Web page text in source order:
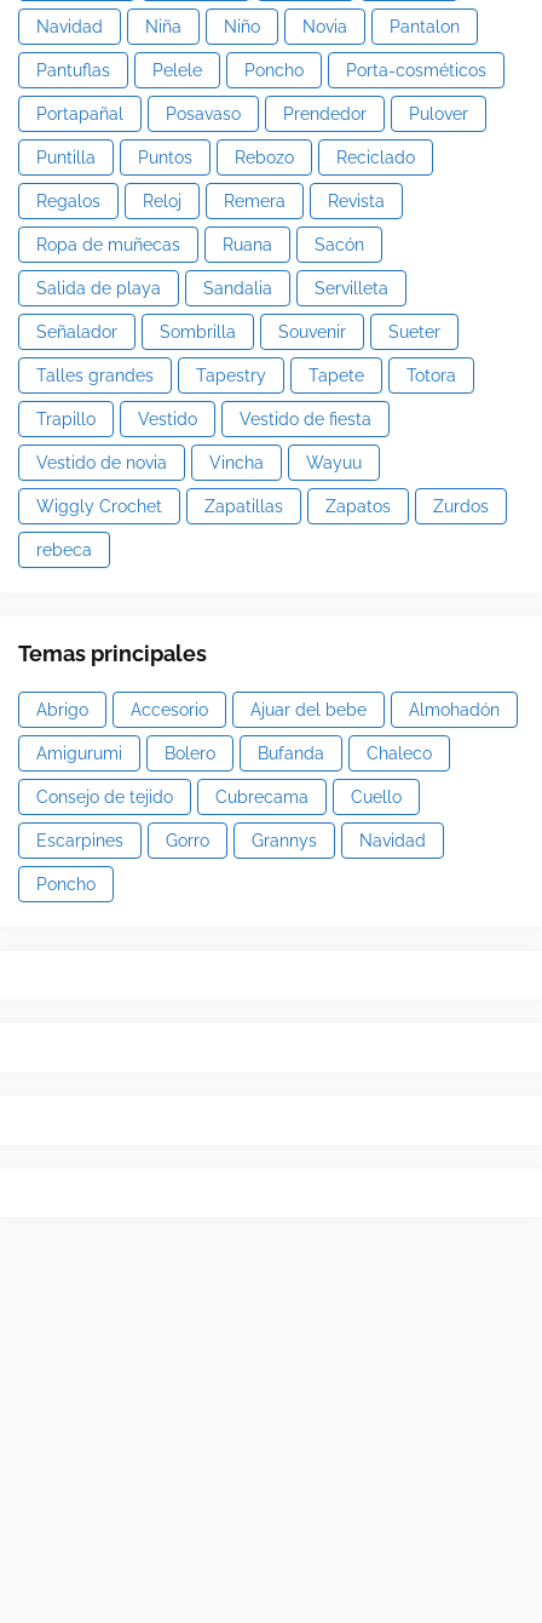
Navidad Niña Niño Novia Pantalon
Pantuflas Pelele Poncho Porta-cosméticos
Portapañal Posavaso Prendedor Pulover
Puntilla Puntos Rebozo Reciclado
Regalos Reloj Remera Revista
Ropa de muñecas Ruana Sacón
Salida de playa Sandalia Servilleta
Señalador Sombrilla Souvenir Sueter
Talles grandes Tapestry Tapete Totora
Trapillo Vestido Vestido de fiesta
Vestido de novia Vincha Wayuu
Wiggly Crochet Zapatillas Zapatos Zurdos
rebeca
Temas principales
Abrigo Accesorio Ajuar del bebe Almohadón
Amigurumi Bolero Bufanda Chaleco
Consejo de tejido Cubrecama Cuello
Escarpines Gorro Grannys Navidad
Poncho